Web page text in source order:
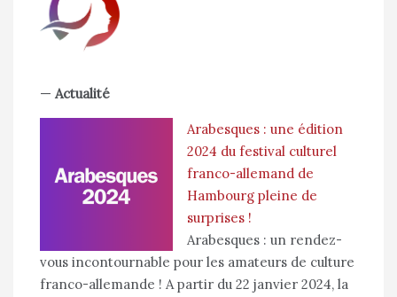
— Actualité
Arabesques : une édition
2024 du festival culturel
franco-allemand de
Hambourg pleine de
surprises !
Arabesques : un rendez-
vous incontournable pour les amateurs de culture
franco-allemande ! A partir du 22 janvier 2024, la